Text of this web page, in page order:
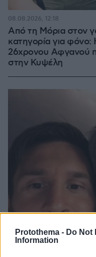
Protothema - Do Not
Information
Από τη Μόρια στον
κατηγορία για φόνο:
26χρονου Αφγανού
στην Κυψέλη
08.08.2026, 12:18